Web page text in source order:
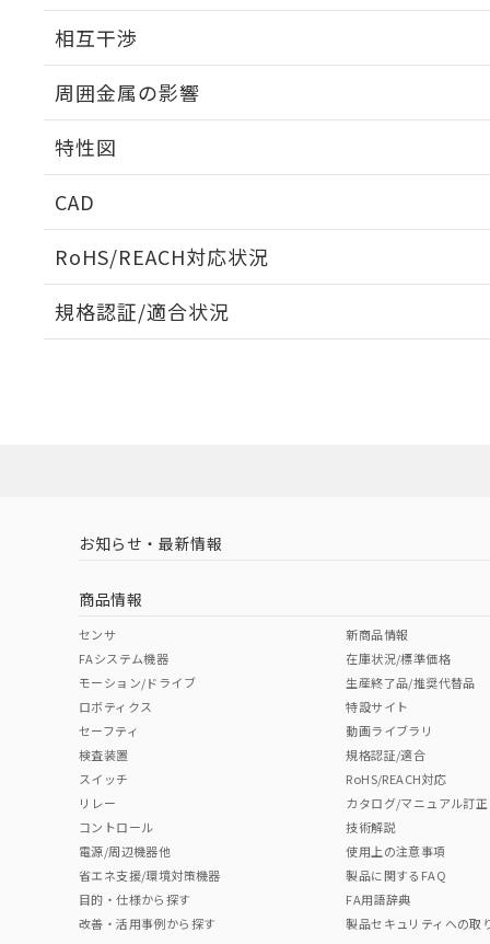
相互干渉
A: 50mm以上、B: 30mm以上
周囲金属の影響
特性図
検出領域
CAD
RoHS/REACH対応状況
規格認証/適合状況
（イギリス
（ノルウェー
お知らせ・最新情報
商品情報
センサ
FAシステム機器
モーション/ドライブ
ロボティクス
セーフティ
検査装置
スイッチ
リレー
コントロール
電源/周辺機器他
省エネ支援/環境対策機器
目的・仕様から探す
改善・活用事例から探す
新商品情報
在庫状況/標準価格
生産終了品/推奨代替品
特設サイト
動画ライブラリ
規格認証/適合
RoHS/REACH対応
カタログ/マニュアル訂正
技術解説
使用上の注意事項
製品に関するFAQ
FA用語辞典
製品セキュリティへの取